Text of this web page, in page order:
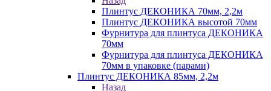
Плинтус ДЕКОНИКА 70мм, 2,2м
Плинтус ДЕКОНИКА высотой 70мм
Фурнитура для плинтуса ДЕКОНИКА
70мм
Фурнитура для плинтуса ДЕКОНИКА
70мм в упаковке (парами)
Плинтус ДЕКОНИКА 85мм, 2,2м
Назад